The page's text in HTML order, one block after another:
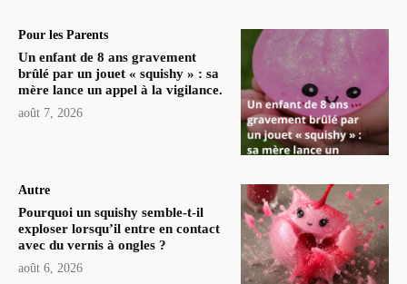
Pour les Parents
Un enfant de 8 ans gravement
brûlé par un jouet « squishy » : sa
mère lance un appel à la vigilance.
août 7, 2026
Autre
Pourquoi un squishy semble-t-il
exploser lorsqu’il entre en contact
avec du vernis à ongles ?
août 6, 2026